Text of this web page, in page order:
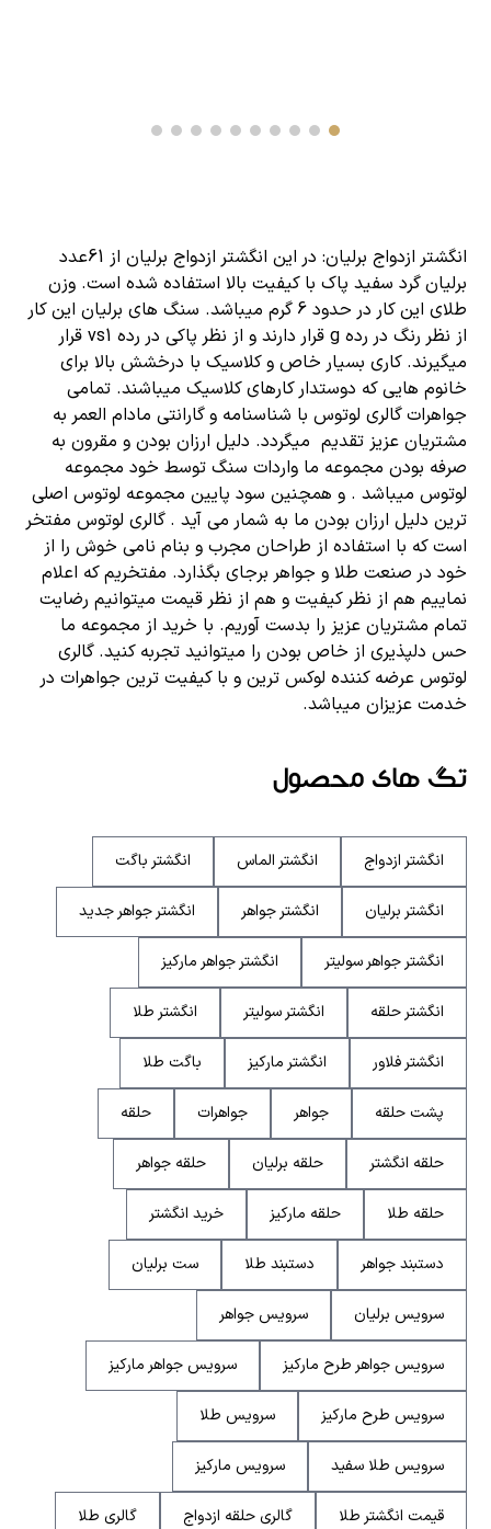
انگشتر ازدواج برلیان
: در این انگشتر ازدواج برلیان از 61عدد
برلیان گرد سفید پاک با کیفیت بالا استفاده شده است. وزن
طلای این کار در حدود 6 گرم میباشد. سنگ های برلیان این کار
از نظر رنگ در رده g قرار دارند و از نظر پاکی در رده vs1 قرار
میگیرند. کاری بسیار خاص و کلاسیک با درخشش بالا برای
خانوم هایی که دوستدار کارهای کلاسیک میباشند. تمامی
جواهرات گالری لوتوس با شناسنامه و گارانتی مادام العمر به
مشتریان عزیز تقدیم میگردد. دلیل ارزان بودن و مقرون به
صرفه بودن مجموعه ما واردات سنگ توسط خود مجموعه
لوتوس میباشد . و همچنین سود پایین مجموعه لوتوس اصلی
ترین دلیل ارزان بودن ما به شمار می آید . گالری لوتوس مفتخر
است که با استفاده از طراحان مجرب و بنام نامی خوش را از
خود در صنعت طلا و جواهر برجای بگذارد. مفتخریم که اعلام
نماییم هم از نظر کیفیت و هم از نظر قیمت میتوانیم رضایت
تمام مشتریان عزیز را بدست آوریم. با خرید از مجموعه ما
حس دلپذیری از خاص بودن را میتوانید تجربه کنید. گالری
لوتوس عرضه کننده لوکس ترین و با کیفیت ترین جواهرات در
خدمت عزیزان میباشد.
تگ های محصول
انگشتر ازدواج انگشتر الماس انگشتر باگت
انگشتر برلیان انگشتر جواهر انگشتر جواهر جدید
انگشتر جواهر سولیتر انگشتر جواهر مارکیز
انگشتر حلقه انگشتر سولیتر انگشتر طلا
انگشتر فلاور انگشتر مارکیز باگت طلا
پشت حلقه جواهر جواهرات حلقه
حلقه انگشتر حلقه برلیان حلقه جواهر
حلقه طلا حلقه مارکیز خرید انگشتر
دستبند جواهر دستبند طلا ست برلیان
سرویس برلیان سرویس جواهر
سرویس جواهر طرح مارکیز سرویس جواهر مارکیز
سرویس طرح مارکیز سرویس طلا
سرویس طلا سفید سرویس مارکیز
قیمت انگشتر طلا گالری حلقه ازدواج گالری طلا